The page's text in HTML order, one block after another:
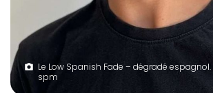
Le Low Spanish Fade – dégradé espagnol.
spm